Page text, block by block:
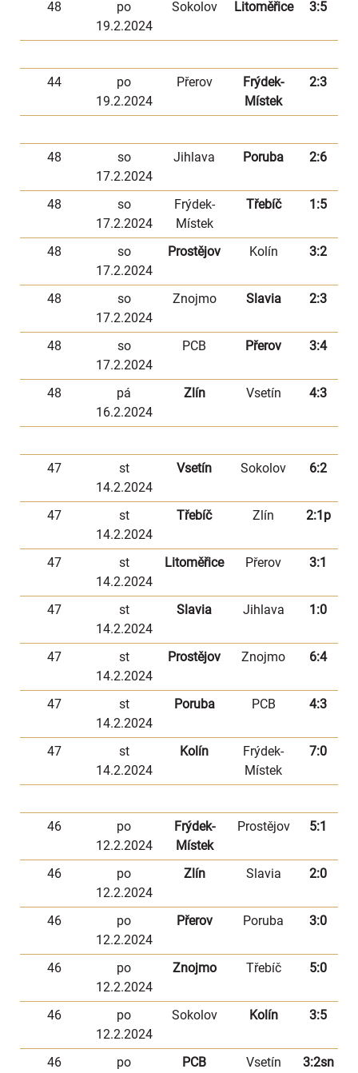
48
po
19.2.2024
Sokolov Litoměřice 3:5
44
po
19.2.2024
Přerov
Frýdek-
Místek
2:3
48
so
17.2.2024
Jihlava Poruba 2:6
48
so
17.2.2024
Frýdek-
Místek
Třebíč 1:5
48
so
17.2.2024
Prostějov Kolín 3:2
48
so
17.2.2024
Znojmo Slavia 2:3
48
so
17.2.2024
PCB Přerov 3:4
48
pá
16.2.2024
Zlín Vsetín 4:3
47
st
14.2.2024
Vsetín Sokolov 6:2
47
st
14.2.2024
Třebíč Zlín 2:1p
47
st
14.2.2024
Litoměřice Přerov 3:1
47
st
14.2.2024
Slavia Jihlava 1:0
47
st
14.2.2024
Prostějov Znojmo 6:4
47
st
14.2.2024
Poruba PCB 4:3
47
st
14.2.2024
Kolín
Frýdek-
Místek
7:0
46
po
12.2.2024
Frýdek-
Místek
Prostějov 5:1
46
po
12.2.2024
Zlín Slavia 2:0
46
po
12.2.2024
Přerov Poruba 3:0
46
po
12.2.2024
Znojmo Třebíč 5:0
46
po
12.2.2024
Sokolov Kolín 3:5
46
po
PCB Vsetín 3:2sn